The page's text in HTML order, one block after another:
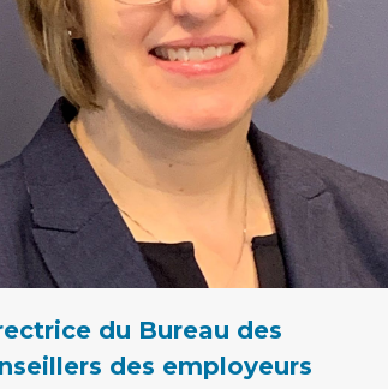
du Bureau des
des employeurs